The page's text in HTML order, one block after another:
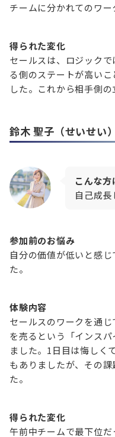
チームに分かれてのワー
得られた変化
セールスは、ロジック
る側のステートが高い
した。これから相手側の
鈴木 聖子（せいせい）
こんな
自己成長
参加前のお悩み
自分の価値が低いと感
た。
体験内容
セールスのワークを通
を売るという「インス
ました。1日目は悔しく
もありましたが、その
た。
得られた変化
午前中チームで最下位